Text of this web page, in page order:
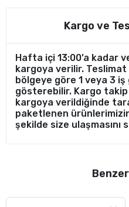
Kargo ve
Hafta içi 13:00’a kadar
kargoya verilir.
bölgeye göre 1 veya 3
gösterebilir. Kargo
kargoya verildiğinde
paketlenen
şekilde size ulaşmasını